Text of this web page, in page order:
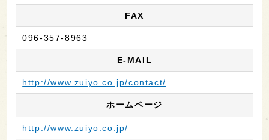
FAX
096-357-8963
E-MAIL
http://www.zuiyo.co.jp/contact/
ホームページ
http://www.zuiyo.co.jp/